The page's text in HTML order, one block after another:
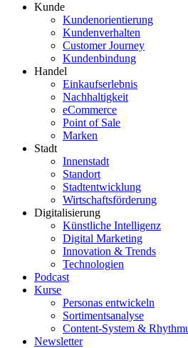
Kunde
Kundenorientierung
Kundenverhalten
Customer Journey
Kundenbindung
Handel
Einkaufserlebnis
Nachhaltigkeit
eCommerce
Point of Sale
Marken
Stadt
Innenstadt
Standort
Stadtentwicklung
Wirtschaftsförderung
Digitalisierung
Künstliche Intelligenz
Digital Marketing
Innovation & Trends
Technologien
Podcast
Kurse
Personas entwickeln
Sortimentsanalyse
Content-System &
Newsletter